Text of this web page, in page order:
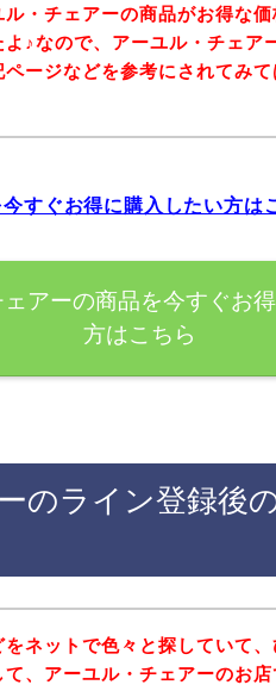
・チェアーの商品がお得な価
よ♪なので、アーユル・チェア
ージなどを参考にされてみて
すぐお得に購入したい方は
アーの商品を今すぐお
方はこちら
のライン登録後
をネットで色々と探していて
て、アーユル・チェアーのお